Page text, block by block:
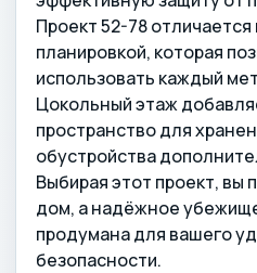
Проект 52-78
планировкой, которая
использовать каждый
Цокольный этаж
пространство для
обустройства
Выбирая этот проект, вы
дом, а надёжное
продумана для вашего
безопасности.